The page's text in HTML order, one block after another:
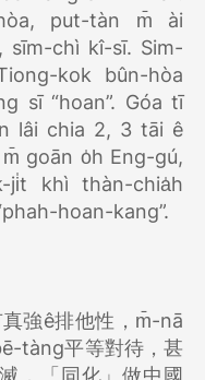
put-tàn m̄ ài
sīm-chì kî-sī. Sim-
kok bûn-hòa
sī “hoan”. Góa tī
lâi chia 2, 3 tāi ê
goān o̍h Eng-gú,
ji̍t khì thàn-chia̍h
hoan-kang”.
強ê排他性，m̄-nā
tàng平等對待，甚
，「同化」做中國